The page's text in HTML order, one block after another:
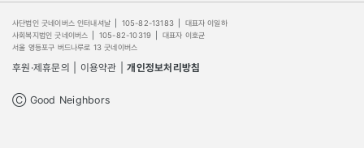
사단법인 굿네이버스 인터내셔날 105-82-13183
대표자 이일하
사회복지법인 굿네이버스
105-82-10319
대표자 이호균
서울 영등포구 버드나루로 13 굿네이버스
후원·제휴문의 이용약관 개인정보처리방침
Ⓒ Good Neighbors